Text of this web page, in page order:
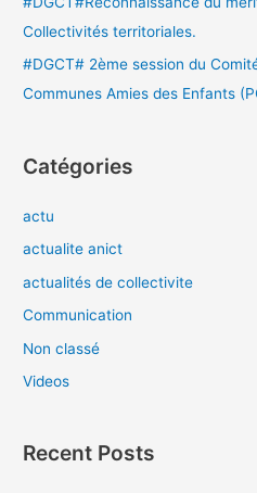
Collectivités territoriales.
#DGCT# 2ème session du
Communes Amies des Enfants
Catégories
actu
actualite anict
actualités de collectivite
Communication
Non classé
Videos
Recent Posts